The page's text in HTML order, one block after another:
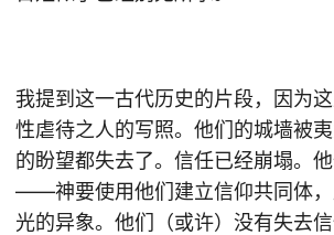
我提到这一古代历史的片段，因为
性虐待之人的写照。他们的城墙被
的盼望都失去了。信任已经崩塌。
——神要使用他们建立信仰共同体，
光的异象。他们（或许）没有失去